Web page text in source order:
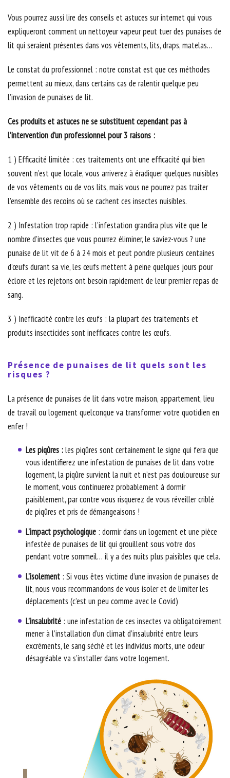
Vous pourrez aussi lire des conseils et astuces sur internet qui vous
expliqueront comment un nettoyeur vapeur peut tuer des punaises de
lit qui seraient présentes dans vos vêtements, lits, draps, matelas…
Le constat du professionnel : notre constat est que ces méthodes
permettent au mieux, dans certains cas de ralentir quelque peu
l’invasion de punaises de lit.
Ces produits et astuces ne se substituent cependant pas à
l’intervention d’un professionnel pour 3 raisons :
1 ) Efficacité limitée : ces traitements ont une efficacité qui bien
souvent n’est que locale, vous arriverez à éradiquer quelques nuisibles
de vos vêtements ou de vos lits, mais vous ne pourrez pas traiter
l’ensemble des recoins où se cachent ces insectes nuisibles.
2 ) Infestation trop rapide : l’infestation grandira plus vite que le
nombre d’insectes que vous pourrez éliminer, le saviez-vous ? une
punaise de lit vit de 6 à 24 mois et peut pondre plusieurs centaines
d’œufs durant sa vie, les œufs mettent à peine quelques jours pour
éclore et les rejetons ont besoin rapidement de leur premier repas de
sang.
3 ) Inefficacité contre les œufs : la plupart des traitements et
produits insecticides sont inefficaces contre les œufs.
Présence de punaises de lit quels sont les
risques ?
La présence de punaises de lit dans votre maison, appartement, lieu
de travail ou logement quelconque va transformer votre quotidien en
enfer !
Les piqûres :les piqûres sont certainement le signe qui fera que
vous identifierez une infestation de punaises de lit dans votre
logement, la piqûre survient la nuit et n’est pas douloureuse sur
le moment, vous continuerez probablement à dormir
paisiblement, par contre vous risquerez de vous réveiller criblé
de piqûres et pris de démangeaisons !
L’impact psychologique : dormir dans un logement et une pièce
infestée de punaises de lit qui grouillent sous votre dos
pendant votre sommeil… il y a des nuits plus paisibles que cela.
L’isolement : Si vous êtes victime d’une invasion de punaises de
lit, nous vous recommandons de vous isoler et de limiter les
déplacements (c’est un peu comme avec le Covid)
L’insalubrité : une infestation de ces insectes va obligatoirement
mener à l’installation d’un climat d’insalubrité entre leurs
excréments, le sang séché et les individus morts, une odeur
désagréable va s’installer dans votre logement.